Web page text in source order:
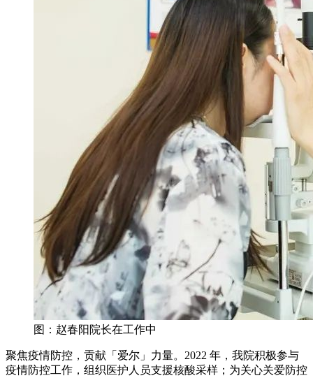
图：赵春阳院长在工作中
聚焦疫情防控，贡献「爱尔」力量。2022 年，我院积极参与
疫情防控工作，组织医护人员支援核酸采样；为关心关爱防控